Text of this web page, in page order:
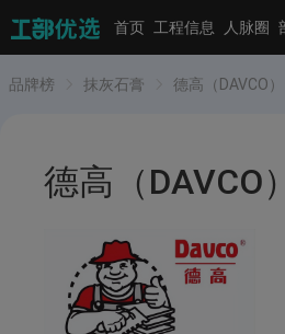
首页 工程信息 人脉圈
品牌榜 抹灰石膏 德高（DAVCO
德高（